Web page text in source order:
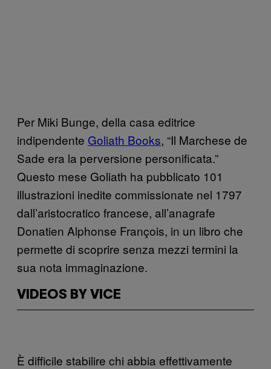
Per Miki Bunge, della casa editrice
indipendente Goliath Books, “Il Marchese de
Sade era la perversione personificata.”
Questo mese Goliath ha pubblicato 101
illustrazioni inedite commissionate nel 1797
dall’aristocratico francese, all’anagrafe
Donatien Alphonse François, in un libro che
permette di scoprire senza mezzi termini la
sua nota immaginazione.
VIDEOS BY VICE
È difficile stabilire chi abbia effettivamente